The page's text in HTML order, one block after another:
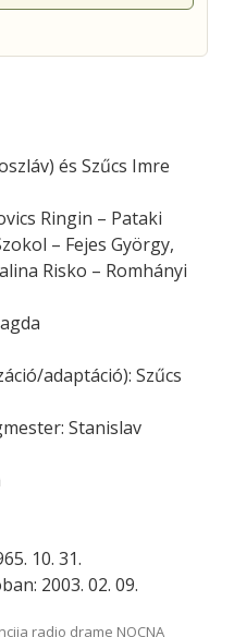
és Szűcs Imre
Ringin – Pataki
– Fejes György,
Risko – Romhányi
adaptáció): Szűcs
Stanislav
10. 31.
2003. 02. 09.
radio drame NOCNA